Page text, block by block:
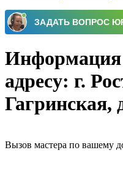
Информация
адресу: г.
Гагринская,
Вызов мастера по вашему